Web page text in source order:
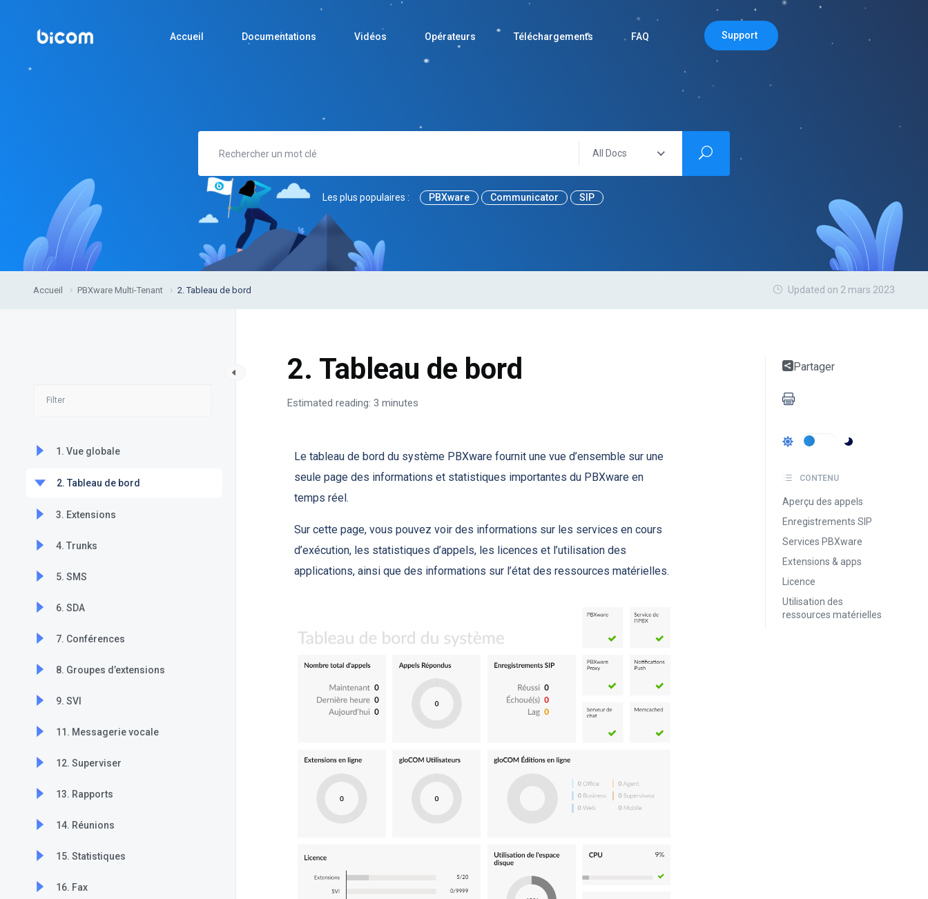
Accueil Documentations Vidéos Opérateurs Téléchargements FAQ Support
All Docs
Les plus populaires : PBXware Communicator SIP
Accueil PBXware Multi-Tenant 2. Tableau de bord Updated on 2 mars 2023
1. Vue globale
2. Tableau de bord
3. Extensions
4. Trunks
5. SMS
6. SDA
7. Conférences
8. Groupes d’extensions
9. SVI
11. Messagerie vocale
12. Superviser
13. Rapports
14. Réunions
15. Statistiques
16. Fax
2. Tableau de bord
Estimated reading: 3 minutes
Le tableau de bord du système PBXware fournit une vue d’ensemble sur une
seule page des informations et statistiques importantes du PBXware en
temps réel.
Sur cette page, vous pouvez voir des informations sur les services en cours
d’exécution, les statistiques d’appels, les licences et l’utilisation des
applications, ainsi que des informations sur l’état des ressources matérielles.
Partager
CONTENU
Aperçu des appels
Enregistrements SIP
Services PBXware
Extensions & apps
Licence
Utilisation des
ressources matérielles